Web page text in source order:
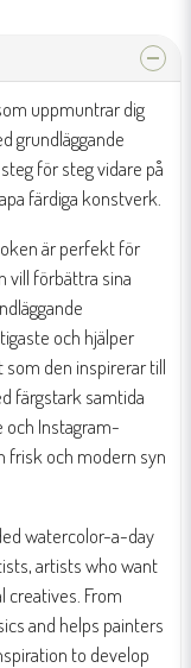
uppmuntrar dig
grundläggande
för steg vidare på
färdiga konstverk.
är perfekt för
vill förbättra sina
och hjälper
den inspirerar till
färgstark samtida
och Instagram-
frisk och modern syn
watercolor-a-day
artists who want
creatives. From
and helps painters
to develop